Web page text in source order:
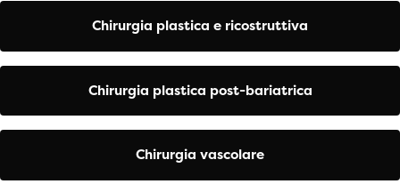
Chirurgia plastica e ricostruttiva
Chirurgia plastica post-bariatrica
Chirurgia vascolare